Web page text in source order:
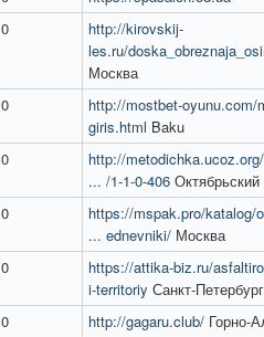
0
http://kirovskij-
les.ru/
Москва
0
http://mostbet-oyunu.com/
giris.html Baku
0
http://
... /1-1-0-406 Октябрьский
0
https://mspak.pro/katalog/
... ednevniki/ Москва
0
https://attika-biz.ru/
i-territoriy Санкт-Петербург
0 http://gagaru.club/ Горно-